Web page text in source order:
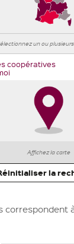
coopératives
Affichez la carte
la
correspondent